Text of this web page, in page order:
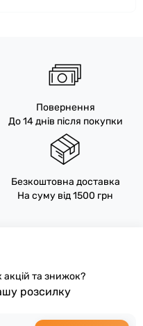
Повернення
До 14 днів після покупки
Безкоштовна доставка
На суму від 1500 грн
акцій та знижок?
розсилку